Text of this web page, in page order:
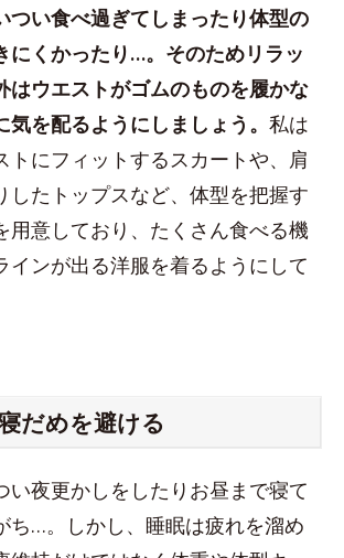
つい食べ過ぎてしまったり体型の
にくかったり…。そのためリラッ
はウエストがゴムのものを履かな
を配るようにしましょう。 私は
トにフィットするスカートや、肩
したトップスなど、体型を把握す
用意しており、たくさん食べる機
インが出る洋服を着るようにして
だめを避ける
い夜更かしをしたりお昼まで寝て
ち…。しかし、睡眠は疲れを溜め